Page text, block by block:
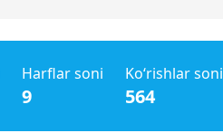
Harflar soni
9
Ko‘rishlar soni
564